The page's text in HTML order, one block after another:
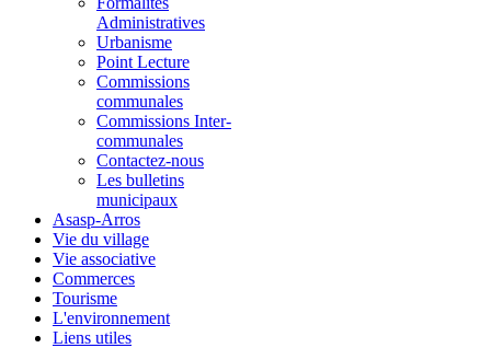
Administratives
Urbanisme
Point Lecture
Commissions
communales
Commissions Inter-
communales
Contactez-nous
Les bulletins
municipaux
Asasp-Arros
Vie du village
Vie associative
Commerces
Tourisme
L'environnement
Liens utiles